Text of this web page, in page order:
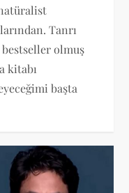
Tanrı
bestseller olmuş
kitabı
başta